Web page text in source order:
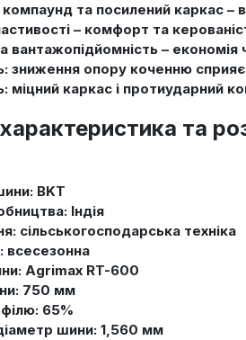
компаунд та посилений каркас –
– комфорт та
вантажопідйомність –
зниження опору коченню
міцний каркас і протиударний
та
BKT
Індія
сільськогосподарська техніка
всесезонна
Agrimax RT-600
750 мм
65%
шини: 1,560 мм